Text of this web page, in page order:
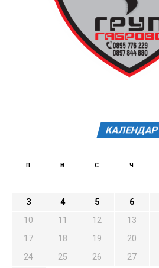
КАЛЕНДАР
П В С Ч
3
4 5 6
10
11 12 13
17
18 19 20
24
25 26 27